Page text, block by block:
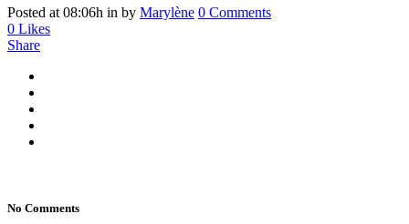
Posted at 08:06h in by Marylène 0 Comments
0 Likes
Share
No Comments